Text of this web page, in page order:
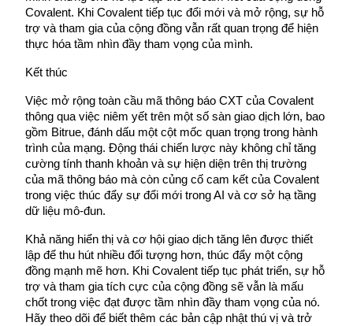
Đầu tư cố định và quản lý tài chính
Tận hưởng việc quản lý tài chính hiện tại và thu nhập lâu dài
Staking 101
Tìm hiểu về kiếm thu nhập thụ động
Bitrue
AI
Covalent. Khi Covalent tiếp tục đổi mới và mở rộng, sự hỗ
trợ và tham gia của cộng đồng vẫn rất quan trọng để hiện
thực hóa tầm nhìn đầy tham vọng của mình.
Kết thúc
Việc mở rộng toàn cầu mã thông báo CXT của Covalent
thông qua việc niêm yết trên một số sàn giao dịch lớn, bao
gồm Bitrue, đánh dấu một cột mốc quan trọng trong hành
trình của mạng. Động thái chiến lược này không chỉ tăng
cường tính thanh khoản và sự hiện diện trên thị trường
của mã thông báo mà còn củng cố cam kết của Covalent
trong việc thúc đẩy sự đổi mới trong AI và cơ sở hạ tầng
dữ liệu mô-đun.
Khả năng hiển thị và cơ hội giao dịch tăng lên được thiết
lập để thu hút nhiều đối tượng hơn, thúc đẩy một cộng
đồng mạnh mẽ hơn. Khi Covalent tiếp tục phát triển, sự hỗ
trợ và tham gia tích cực của cộng đồng sẽ vẫn là mấu
chốt trong việc đạt được tầm nhìn đầy tham vọng của nó.
Hãy theo dõi để biết thêm các bản cập nhật thú vị và trở